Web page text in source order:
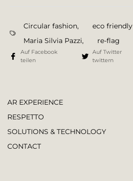
Circular fashion, eco
Maria Silvia Pazzi, re-flag
Auf Facebook
teilen
Auf Twitter
twittern
AR EXPERIENCE
RESPETTO
SOLUTIONS & TECHNOLOGY
CONTACT